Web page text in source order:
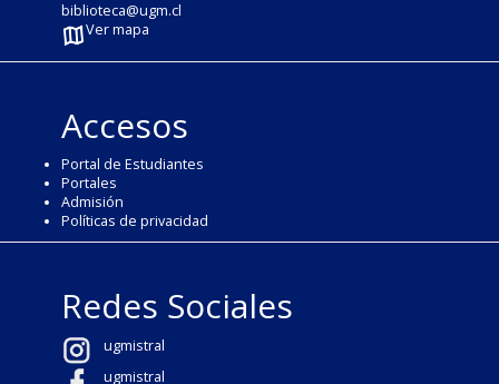
biblioteca@ugm.cl
Ver mapa
Accesos
Portal de Estudiantes
Portales
Admisión
Políticas de privacidad
Redes Sociales
ugmistral
ugmistral